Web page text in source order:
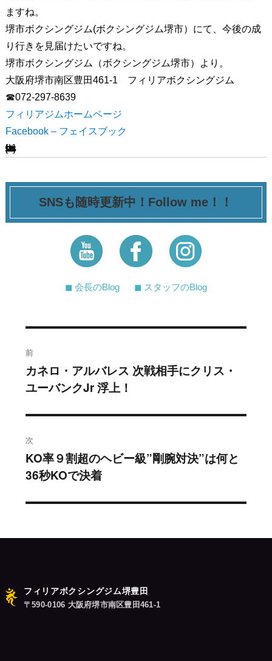
ますね。
堺市ボクシングジム(ボクシングジム堺市）にて、今後の成
り行きを見届けたいですね。
堺市ボクシングジム（ボクシングジム堺市）より。
大阪府堺市南区豊田461-1 フィリアボクシングジム
☎072-297-8639
フィリアジムホームページ
Facebook – フェイスブック
[ssba-buttons]
SNSも随時更新中！Follow me！！
◼︎ 会長のBlog ◼︎ スタッフのBlog
稿
ナ
ビ
ゲ
ー
前
過
去
稿:
カネロ・アルバレス 次戦相手にクリス・
ユーバンクJr 浮上！
次
次
の
KO率９割超のヘビー級”剛腕対決”は何と
36秒KOで決着
フィリアボクシングジム堺豊田
〒590-0106 大阪府堺市南区豊田461-1